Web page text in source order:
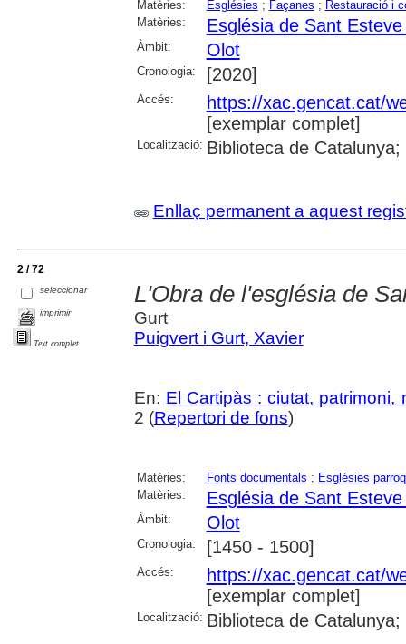
Matèries: Esglésies ; Façanes ; Restauració i
Matèries:
Església de Sant
Àmbit: Olot
Cronologia: [2020]
Accés:
https://xac.gencat.cat/
[exemplar complet]
Localització: Biblioteca de
Enllaç permanent a aquest
2 / 72
seleccionar
imprimir
Text complet
L'Obra de l'església de
Gurt
Puigvert i Gurt, Xavier
En: El Cartipàs : ciutat, patrimoni,
2 (Repertori de fons)
Matèries: Fonts documentals ; Esglésies
Matèries:
Església de Sant
Àmbit: Olot
Cronologia: [1450 - 1500]
Accés:
https://xac.gencat.cat/
[exemplar complet]
Localització: Biblioteca de